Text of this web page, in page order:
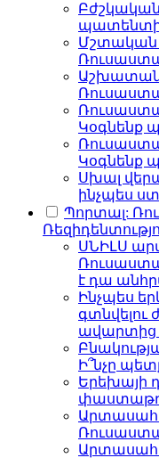
Մշտական
Կօգնենք
Կօգնենք
Սխալ
ինչպես
Պորտալ:
ՍՆԻԼՍ
է դա
Ինչպես
ավարտից
Ի՞նչը
Երեխայի